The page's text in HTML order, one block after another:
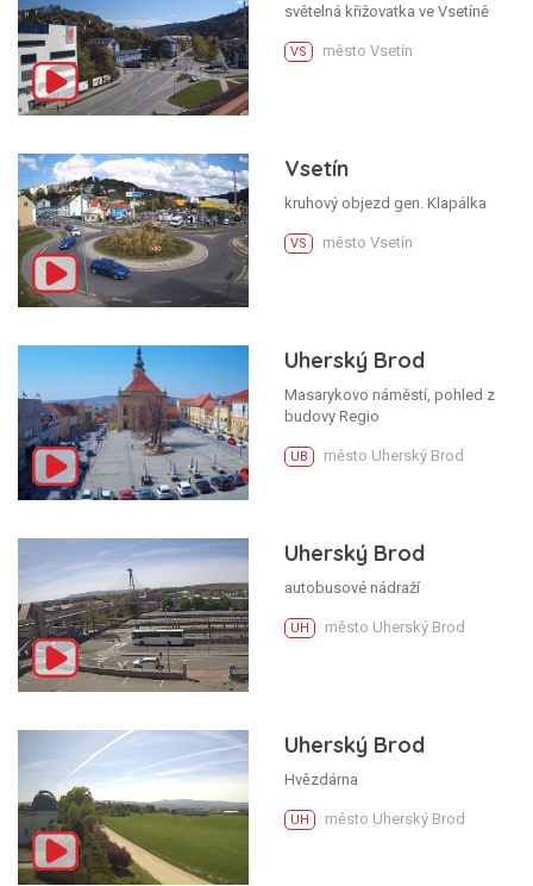
světelná křižovatka ve Vsetíně
VS město Vsetín
Vsetín
kruhový objezd gen. Klapálka
VS město Vsetín
Uherský Brod
Masarykovo náměstí, pohled z
budovy Regio
UB město Uherský Brod
Uherský Brod
autobusové nádraží
UH město Uherský Brod
Uherský Brod
Hvězdárna
UH město Uherský Brod